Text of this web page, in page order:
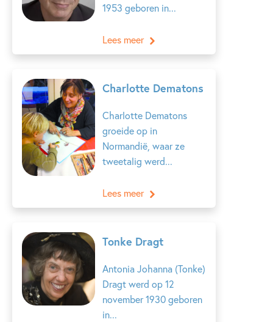
1953 geboren in...
Lees meer
Charlotte Dematons
Charlotte Dematons
groeide op in
Normandië, waar ze
tweetalig werd...
Lees meer
Tonke Dragt
Antonia Johanna (Tonke)
Dragt werd op 12
november 1930 geboren
in...